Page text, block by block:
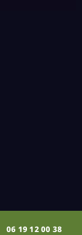
06 19 12 00 38